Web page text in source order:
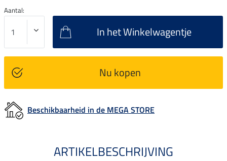
Aantal:
In het Winkelwagentje
Nu kopen
Beschikbaarheid in de MEGA STORE
ARTIKELBESCHRIJVING